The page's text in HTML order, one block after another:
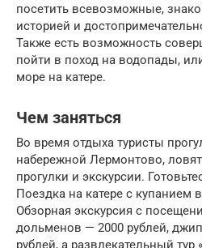
посетить всевозможные,
историей и
Также есть возможность
пойти в поход на водопады,
море на катере.
Чем заняться
Во время отдыха туристы
набережной Лермонтово,
прогулки и экскурсии.
Поездка на катере с купанием
Обзорная экскурсия с
дольменов — 2000 рублей,
рублей, а развлекательный